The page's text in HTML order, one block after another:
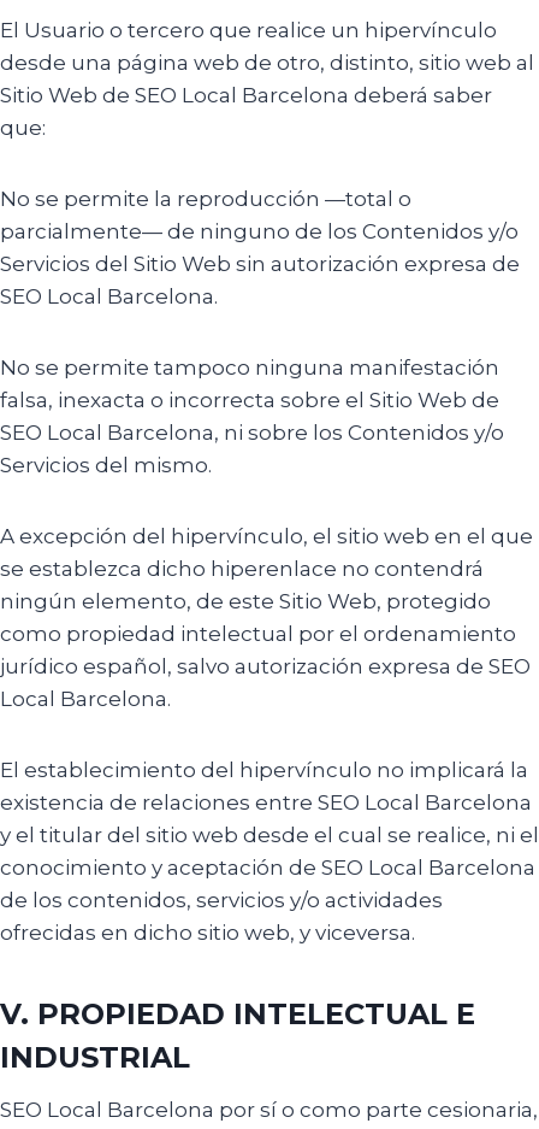
El Usuario o tercero que realice un hipervínculo
desde una página web de otro, distinto, sitio web al
Sitio Web de SEO Local Barcelona deberá saber
que:
No se permite la reproducción —total o
parcialmente— de ninguno de los Contenidos y/o
Servicios del Sitio Web sin autorización expresa de
SEO Local Barcelona.
No se permite tampoco ninguna manifestación
falsa, inexacta o incorrecta sobre el Sitio Web de
SEO Local Barcelona, ni sobre los Contenidos y/o
Servicios del mismo.
A excepción del hipervínculo, el sitio web en el que
se establezca dicho hiperenlace no contendrá
ningún elemento, de este Sitio Web, protegido
como propiedad intelectual por el ordenamiento
jurídico español, salvo autorización expresa de SEO
Local Barcelona.
El establecimiento del hipervínculo no implicará la
existencia de relaciones entre SEO Local Barcelona
y el titular del sitio web desde el cual se realice, ni el
conocimiento y aceptación de SEO Local Barcelona
de los contenidos, servicios y/o actividades
ofrecidas en dicho sitio web, y viceversa.
V. PROPIEDAD INTELECTUAL E
INDUSTRIAL
SEO Local Barcelona por sí o como parte cesionaria,